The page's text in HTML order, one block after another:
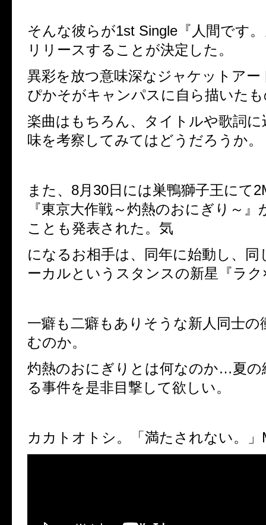
そんな彼らが1st Single 『人間です
リリースすることが決定した。
異彩を放つ意味深なジャケットアー
ぴかそがキャンパスに自ら描いた
楽曲はもちろん、タイトルや歌詞
味を考察してみてはどうだろうか。
また、 8月 30日には巣鴨獅子王にて
『東京大作戦～灼熱のおにぎり～
ことも発表された。気
になるお相手は、同年に始動し、同
ーカルというスタンスの新星『ラク
一癖も二癖もありそうな新人同士の
むのか。
灼熱のおにぎりとは何なのか…夏の
る事件を是非目撃して欲しい。
カカトオトシ。「満たされない。」